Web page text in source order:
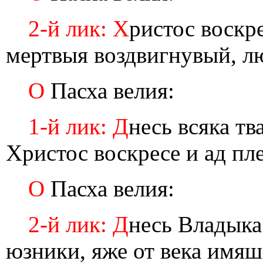
2-й лик: Христос
мертвыя воздвигнувый,
О Пасха велия:
1-й лик: Днесь всяка
Христос воскресе и ад
О Пасха велия:
2-й лик: Днесь
юзники, яже от века